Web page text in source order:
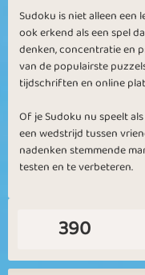
Sudoku is niet alleen
ook erkend als een spel
denken, concentratie en
van de populairste
tijdschriften en online
Of je Sudoku nu speelt
een wedstrijd tussen
nadenken stemmende
testen en te verbeteren.
390